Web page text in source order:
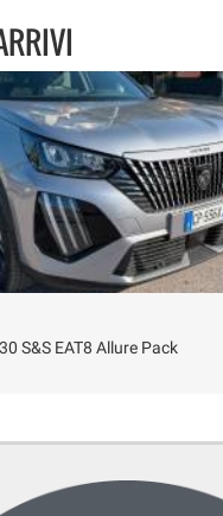
S&S EAT8 Allure Pack